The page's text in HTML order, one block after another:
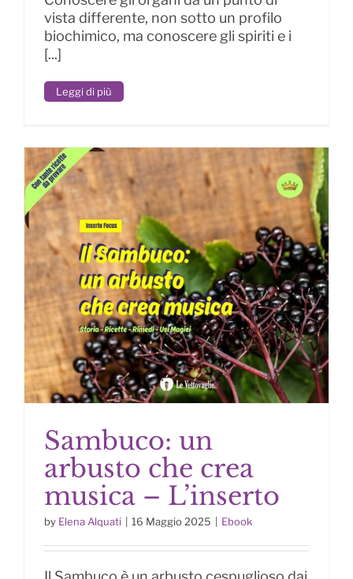
vista differente, non sotto un profilo
biochimico, ma conoscere gli spiriti e i
[...]
Leggi di più
Sambuco: un arbusto che crea
musica – L’inserto
Sambuco: un
arbusto che crea
musica – L’inserto
by Elena Alquati 16 Maggio 2025 Ebook